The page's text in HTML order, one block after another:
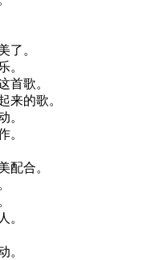
了。
。
首歌。
来的歌。
。
。
配合。
人。
。